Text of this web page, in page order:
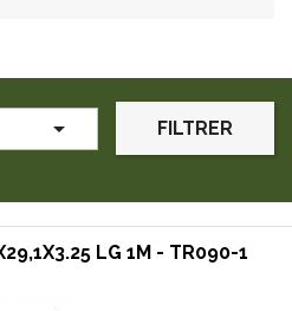
 FILTRER
LG 1M - TR090-1